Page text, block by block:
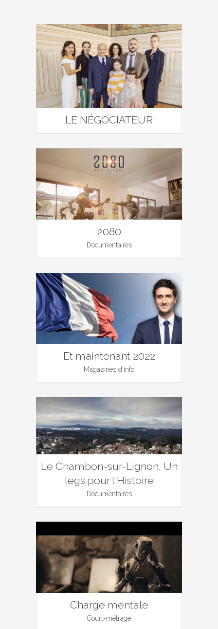
LE NÉGOCIATEUR
2080
Documentaires
Et maintenant 2022
Magazines d'info
Le Chambon-sur-Lignon, Un
legs pour l'Histoire
Documentaires
Charge mentale
Court-métrage